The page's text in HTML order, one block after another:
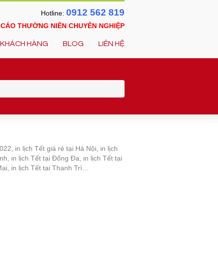
Hotline: 0912 562 819
THƯỜNG NIÊN CHUYÊN NGHIỆP
KHÁCH HÀNG BLOG LIÊN HỆ
in lịch Tết giá rẻ tại Hà Nội, in lịch
in lịch Tết tại Đống Đa, in lịch Tết tại
in lịch Tết tại Thanh Trì…